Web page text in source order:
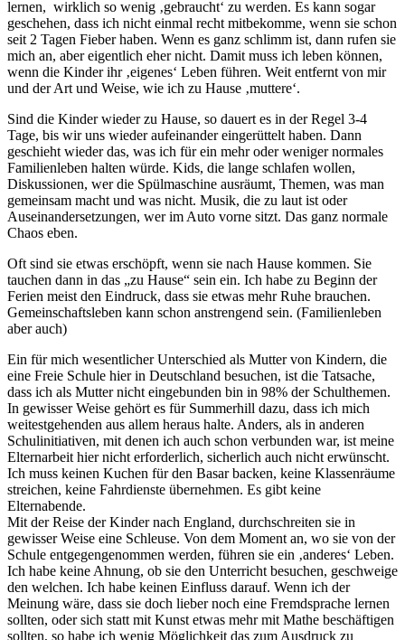
lernen, wirklich so wenig ‚gebraucht‘ zu werden. Es kann sogar
geschehen, dass ich nicht einmal recht mitbekomme, wenn sie schon
seit 2 Tagen Fieber haben. Wenn es ganz schlimm ist, dann rufen sie
mich an, aber eigentlich eher nicht. Damit muss ich leben können,
wenn die Kinder ihr ‚eigenes‘ Leben führen. Weit entfernt von mir
und der Art und Weise, wie ich zu Hause ‚muttere‘.
Sind die Kinder wieder zu Hause, so dauert es in der Regel 3-4
Tage, bis wir uns wieder aufeinander eingerüttelt haben. Dann
geschieht wieder das, was ich für ein mehr oder weniger normales
Familienleben halten würde. Kids, die lange schlafen wollen,
Diskussionen, wer die Spülmaschine ausräumt, Themen, was man
gemeinsam macht und was nicht. Musik, die zu laut ist oder
Auseinandersetzungen, wer im Auto vorne sitzt. Das ganz normale
Chaos eben.
Oft sind sie etwas erschöpft, wenn sie nach Hause kommen. Sie
tauchen dann in das „zu Hause“ sein ein. Ich habe zu Beginn der
Ferien meist den Eindruck, dass sie etwas mehr Ruhe brauchen.
Gemeinschaftsleben kann schon anstrengend sein. (Familienleben
aber auch)
Ein für mich wesentlicher Unterschied als Mutter von Kindern, die
eine Freie Schule hier in Deutschland besuchen, ist die Tatsache,
dass ich als Mutter nicht eingebunden bin in 98% der Schulthemen.
In gewisser Weise gehört es für Summerhill dazu, dass ich mich
weitestgehenden aus allem heraus halte. Anders, als in anderen
Schulinitiativen, mit denen ich auch schon verbunden war, ist meine
Elternarbeit hier nicht erforderlich, sicherlich auch nicht erwünscht.
Ich muss keinen Kuchen für den Basar backen, keine Klassenräume
streichen, keine Fahrdienste übernehmen. Es gibt keine
Elternabende.
Mit der Reise der Kinder nach England, durchschreiten sie in
gewisser Weise eine Schleuse. Von dem Moment an, wo sie von der
Schule entgegengenommen werden, führen sie ein ‚anderes‘ Leben.
Ich habe keine Ahnung, ob sie den Unterricht besuchen, geschweige
den welchen. Ich habe keinen Einfluss darauf. Wenn ich der
Meinung wäre, dass sie doch lieber noch eine Fremdsprache lernen
sollten, oder sich statt mit Kunst etwas mehr mit Mathe beschäftigen
sollten, so habe ich wenig Möglichkeit das zum Ausdruck zu